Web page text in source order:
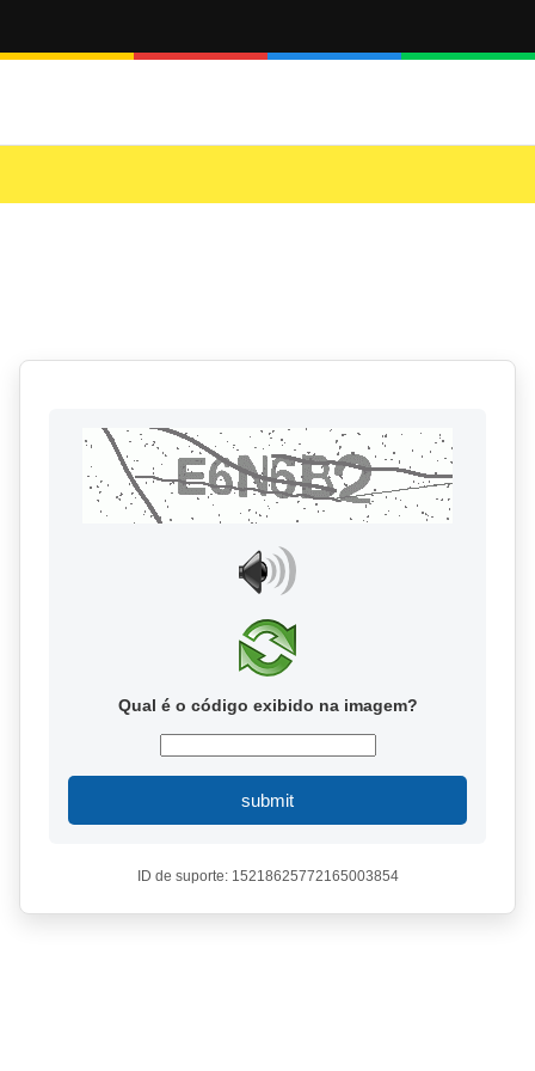
Qual é o código exibido na imagem?
submit
ID de suporte: 15218625772165003854